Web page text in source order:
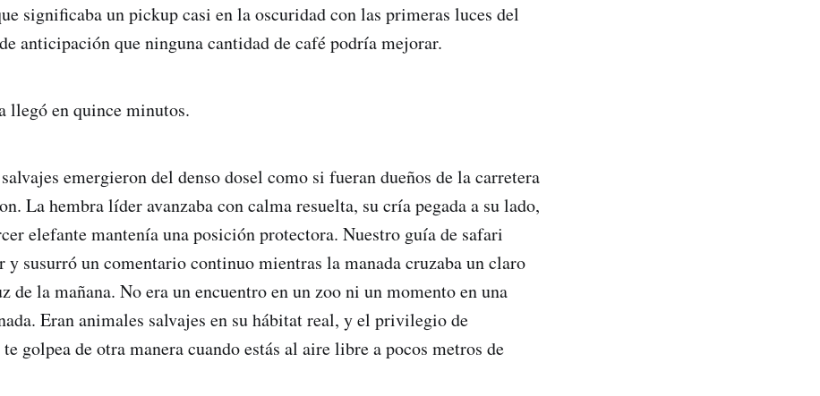
significaba un pickup casi en la oscuridad con las primeras luces del
anticipación que ninguna cantidad de café podría mejorar.
llegó en quince minutos.
emergieron del denso dosel como si fueran dueños de la carretera
La hembra líder avanzaba con calma resuelta, su cría pegada a su lado,
elefante mantenía una posición protectora. Nuestro guía de safari
y susurró un comentario continuo mientras la manada cruzaba un claro
de la mañana. No era un encuentro en un zoo ni un momento en una
Eran animales salvajes en su hábitat real, y el privilegio de
golpea de otra manera cuando estás al aire libre a pocos metros de